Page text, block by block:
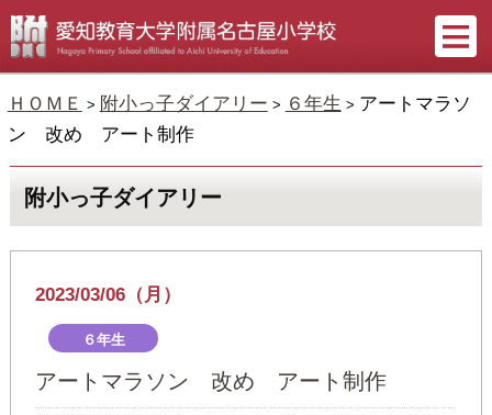
ＨＯＭＥ > 附小っ子ダイアリー > ６年生 > アートマラソ
ン 改め アート制作
附小っ子ダイアリー
2023/03/06（月）
６年生
アートマラソン 改め アート制作